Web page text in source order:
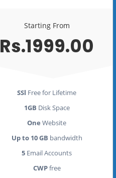
Starting From
Rs.1999.00
SSl Free for Lifetime
1GB Disk Space
One Website
Up to 10 GB bandwidth
5 Email Accounts
CWPfree